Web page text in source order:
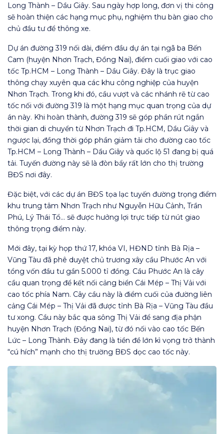
Long Thành – Dầu Giây. Sau ngày hợp long, đơn vị thi công
sẽ hoàn thiện các hạng mục phụ, nghiệm thu bàn giao cho
chủ đầu tư để thông xe.
Dự án đường 319 nối dài, điểm đầu dự án tại ngã ba Bến
Cam (huyện Nhơn Trạch, Đồng Nai), điểm cuối giao với cao
tốc Tp.HCM – Long Thành – Dầu Giây. Đây là trục giao
thông chạy xuyên qua các khu công nghiệp của huyện
Nhơn Trạch. Trong khi đó, cầu vượt và các nhánh rẽ từ cao
tốc nối với đường 319 là một hạng mục quan trọng của dự
án này. Khi hoàn thành, đường 319 sẽ góp phần rút ngắn
thời gian di chuyển từ Nhơn Trạch đi Tp.HCM, Dầu Giây và
ngược lại, đồng thời góp phần giảm tải cho đường cao tốc
Tp.HCM – Long Thành – Dầu Giây và quốc lộ 51 đang bị quá
tải. Tuyến đường này sẽ là đòn bẩy rất lớn cho thị trường
BĐS nơi đây.
Đặc biệt, với các dự án BĐS tọa lạc tuyến đường trọng điểm
khu trung tâm Nhơn Trạch như Nguyễn Hữu Cảnh, Trần
Phú, Lý Thái Tổ… sẽ được hưởng lợi trực tiếp từ nút giao
thông trọng điểm này.
Mới đây, tại kỳ họp thứ 17, khóa VI, HĐND tỉnh Bà Rịa –
Vũng Tàu đã phê duyệt chủ trương xây cầu Phước An với
tổng vốn đầu tư gần 5.000 tỉ đồng. Cầu Phước An là cây
cầu quan trọng để kết nối cảng biển Cái Mép – Thị Vải với
cao tốc phía Nam. Cây cầu này là điểm cuối của đường liên
cảng Cái Mép – Thị Vải đã được tỉnh Bà Rịa – Vũng Tàu đầu
tư xong. Cầu này bắc qua sông Thị Vải để sang địa phận
huyện Nhơn Trạch (Đồng Nai), từ đó nối vào cao tốc Bến
Lức – Long Thành. Đây đang là tiền đề lớn kì vọng trở thành
“cú hích” mạnh cho thị trường BĐS dọc cao tốc này.